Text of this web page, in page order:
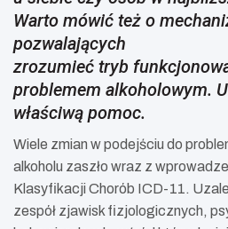
Warto mówić też o
pozwalających
zrozumieć tryb
problemem alkoholowym.
właściwą pomoc.
Wiele zmian w podejściu do
alkoholu zaszło wraz z
Klasyfikacji Chorób ICD-11.
zespół zjawisk fizjologicznych,